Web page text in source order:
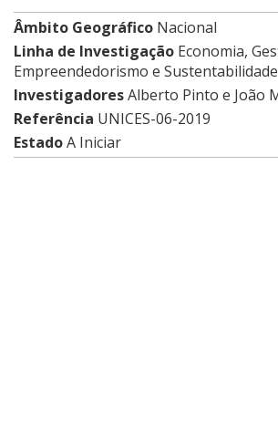
Âmbito Geográfico Nacional
Linha de Investigação Economia,
Empreendedorismo e Sustentabilidade
InvestigadoresAlberto Pinto e João
Referência UNICES-06-2019
EstadoA Iniciar